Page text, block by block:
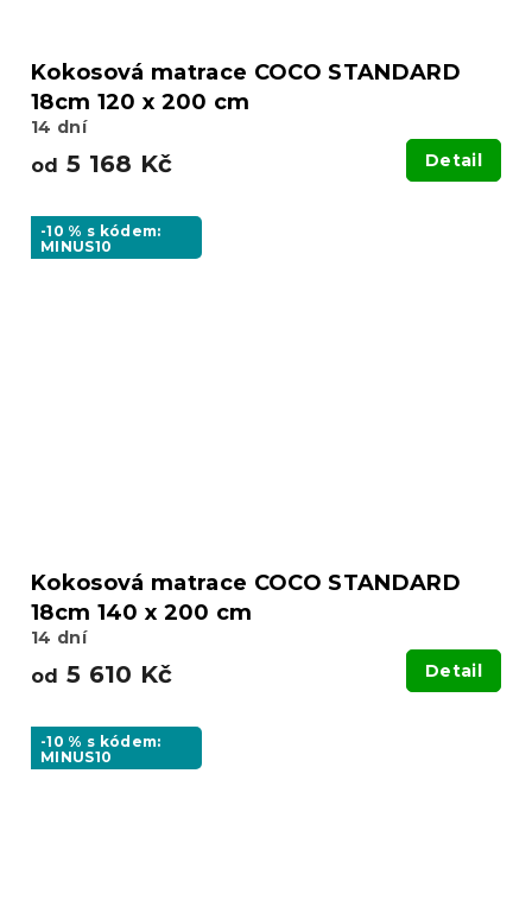
Kokosová matrace COCO STANDARD
18cm 120 x 200 cm
14 dní
od 5 168 Kč Detail
-10 % s kódem:
MINUS10
Kokosová matrace COCO STANDARD
18cm 140 x 200 cm
14 dní
od 5 610 Kč Detail
-10 % s kódem:
MINUS10